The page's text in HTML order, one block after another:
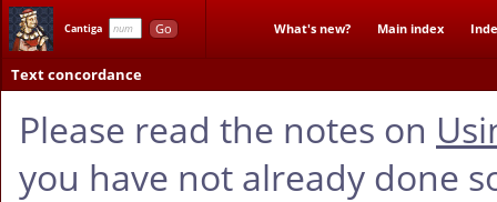
Cantiga Go What's new? Main index
Text concordance
Please read the notes on
you have not already done